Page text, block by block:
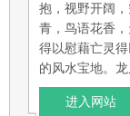
抱，视野开阔
青，鸟语花香
得以慰藉亡灵
的风水宝地。
进入网站